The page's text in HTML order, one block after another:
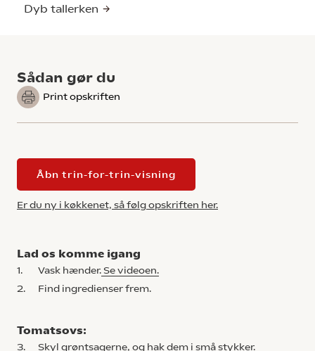
Dyb tallerken
Sådan gør du
Print opskriften
Åbn trin-for-trin-visning
Er du ny i køkkenet, så følg opskriften her.
Lad os komme igang
1. Vask hænder. Se videoen.
2.
Find ingredienser frem.
Tomatsovs:
3.
Skyl grøntsagerne, og hak dem i små stykker.